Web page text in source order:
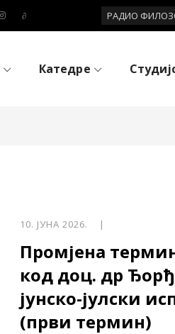
РАДИО
Катедре
10. ЈУНА 2026. |
Промјена
код доц. др
јунско-јулски
(први термин)